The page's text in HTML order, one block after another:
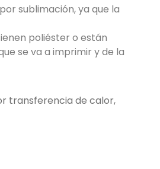
sublimación, ya que la
poliéster o están
se va a imprimir y de la
transferencia de calor,